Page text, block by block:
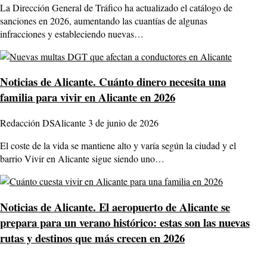
La Dirección General de Tráfico ha actualizado el catálogo de
sanciones en 2026, aumentando las cuantías de algunas
infracciones y estableciendo nuevas…
Noticias de Alicante. Cuánto dinero necesita una
familia para vivir en Alicante en 2026
Redacción DSAlicante3 de junio de 2026
El coste de la vida se mantiene alto y varía según la ciudad y el
barrio Vivir en Alicante sigue siendo uno…
Noticias de Alicante. El aeropuerto de Alicante se
prepara para un verano histórico: estas son las nuevas
rutas y destinos que más crecen en 2026